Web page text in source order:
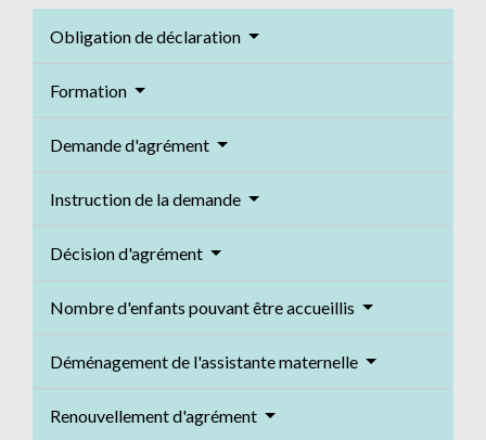
Obligation de déclaration
Formation
Demande d'agrément
Instruction de la demande
Décision d'agrément
Nombre d'enfants pouvant être accueillis
Déménagement de l'assistante maternelle
Renouvellement d'agrément